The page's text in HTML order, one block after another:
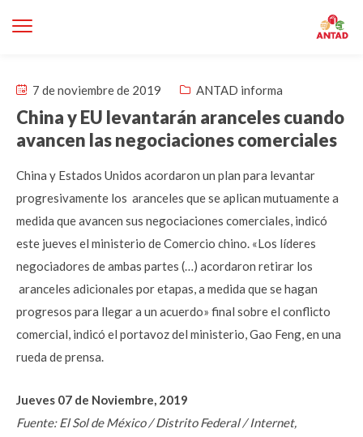
7 de noviembre de 2019 ANTAD informa
China y EU levantarán aranceles cuando
avancen las negociaciones comerciales
China y Estados Unidos acordaron un plan para levantar
progresivamente los aranceles que se aplican mutuamente a
medida que avancen sus negociaciones comerciales, indicó
este jueves el ministerio de Comercio chino. «Los líderes
negociadores de ambas partes (…) acordaron retirar los
aranceles adicionales por etapas, a medida que se hagan
progresos para llegar a un acuerdo» final sobre el conflicto
comercial, indicó el portavoz del ministerio, Gao Feng, en una
rueda de prensa.
Jueves 07 de Noviembre, 2019
Fuente: El Sol de México / Distrito Federal / Internet,